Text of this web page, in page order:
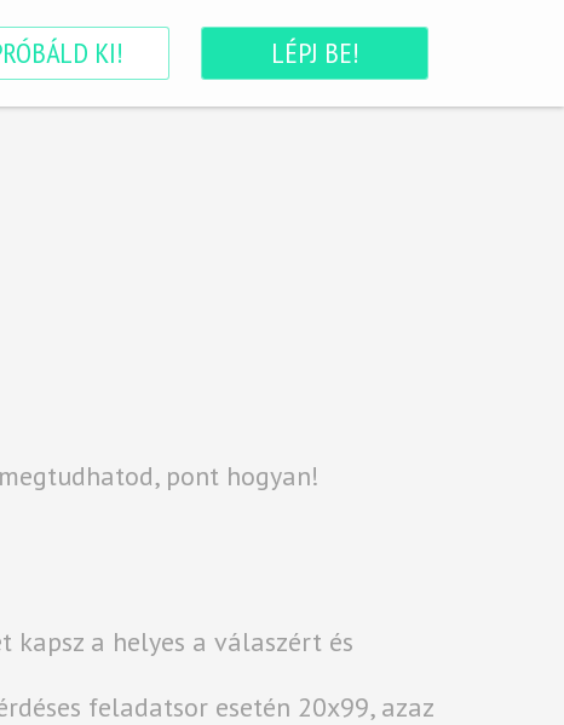
KI! LÉPJ BE!
pont hogyan!
a helyes a válaszért és
feladatsor esetén 20x99, azaz